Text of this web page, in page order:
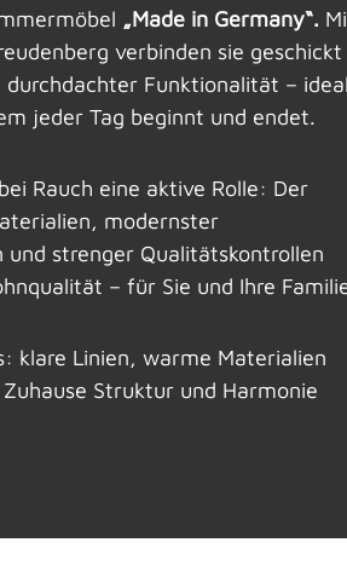
„Made in Germany“.
verbinden sie geschickt
durchdachter Funktionalität –
jeder Tag beginnt und endet.
Rauch eine aktive Rolle: Der
modernster
und strenger Qualitätskontrollen
– für Sie und Ihre
klare Linien, warme Materialien
Struktur und Harmonie